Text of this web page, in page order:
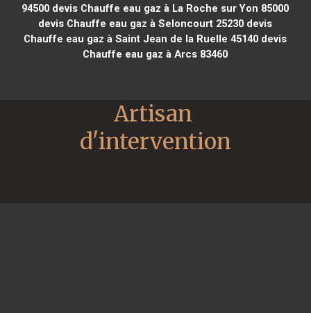
94500 devis Chauffe eau gaz à La Roche sur Yon 85000
devis Chauffe eau gaz à Seloncourt 25230 devis
Chauffe eau gaz à Saint Jean de la Ruelle 45140 devis
Chauffe eau gaz à Arcs 83460
Artisan
d'intervention